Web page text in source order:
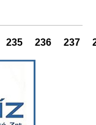
235 236 237